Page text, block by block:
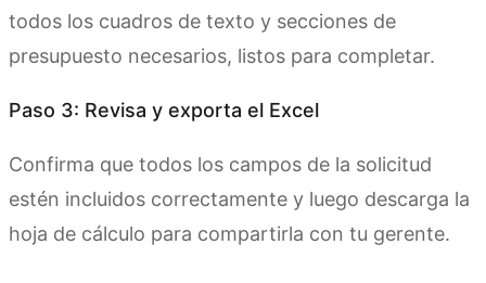
todos los cuadros de texto y secciones de
presupuesto necesarios, listos para completar.
Paso 3: Revisa y exporta el Excel
Confirma que todos los campos de la solicitud
estén incluidos correctamente y luego descarga la
hoja de cálculo para compartirla con tu gerente.